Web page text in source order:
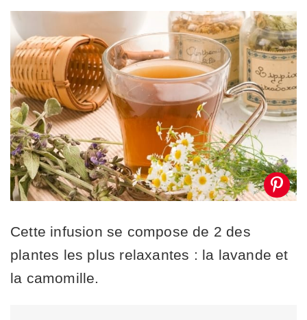
Cette infusion se compose de 2 des
plantes les plus relaxantes : la lavande et
la camomille.